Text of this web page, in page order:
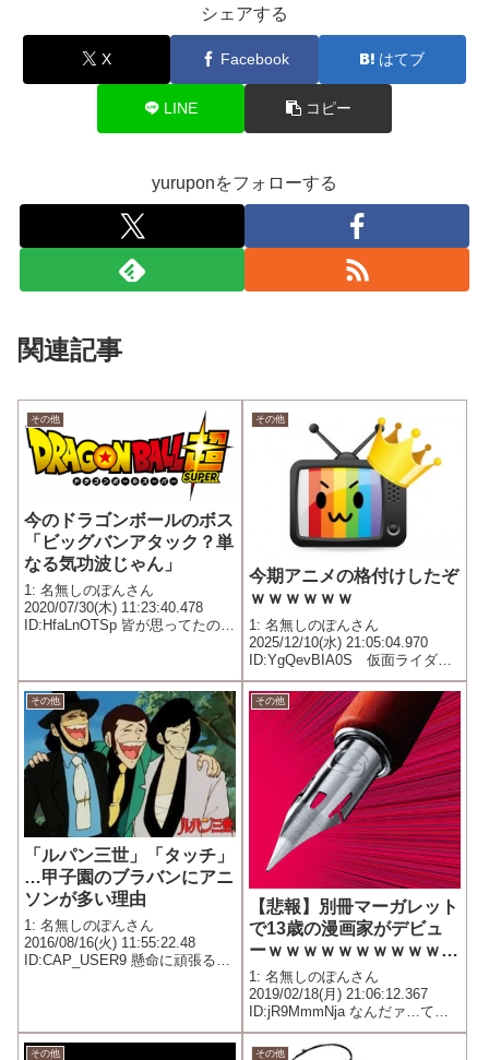
シェアする
X Facebook はてブ
LINE コピー
yuruponをフォローする
関連記事
その他
今のドラゴンボールのボス
「ビッグバンアタック？単
なる気功波じゃん」
1: 名無しのぽんさん
2020/07/30(木) 11:23:40.478
ID:HfaLnOTSp 皆が思ってたのに
その他
今期アニメの格付けしたぞ
ｗｗｗｗｗｗ
1: 名無しのぽんさん
2025/12/10(水) 21:05:04.970
ID:YgQevBIA0S 仮面ライダー
A 終末ツーリング、アルマちゃ
んB シングレ、9999、スパイフ
ァミリー、吸血鬼、異世界メシ
――面白さの壁
――――――――...
その他
「ルパン三世」「タッチ」
…甲子園のブラバンにアニ
ソンが多い理由
1: 名無しのぽんさん
2016/08/16(火) 11:55:22.48
ID:CAP_USER9 懸命に頑張る球
野球を100倍楽しむブラバン甲子
園大研...
その他
【悲報】別冊マーガレット
で13歳の漫画家がデビュ
ーｗｗｗｗｗｗｗｗｗｗｗ
ｗｗ
1: 名無しのぽんさん
2019/02/18(月) 21:06:12.367
ID:jR9MmmNja なんだァ…てめ
ェ…
その他 その他